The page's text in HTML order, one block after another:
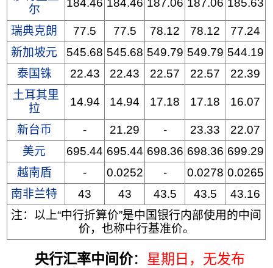
尔
184.46 184.46 187.06 187.06 185.63
瑞典克朗 77.5 77.5 78.12 78.12
77.24
新加坡元
545.68 545.68 549.79 549.79 544.19
泰国铢
22.43 22.43 22.57 22.57
22.39
土耳其里
拉
14.94 14.94 17.18 17.18 16.07
新台币 - 21.29 - 23.33
22.07
美元
695.44 695.44 698.36 698.36 699.29
越南盾
- 0.0252 - 0.0278 0.0265
南非兰特
43 43 43.5 43.5
43.16
注：以上“中行折算价”是中国银行内部使用的中间
价，也称中行基准价。
央行汇率中间价： 星期日 ，无发布